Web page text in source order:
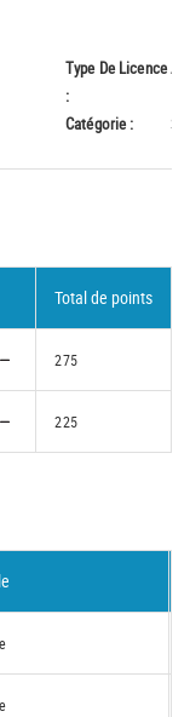
Type De Licence
:
A
Catégorie :
Total de points
275
225